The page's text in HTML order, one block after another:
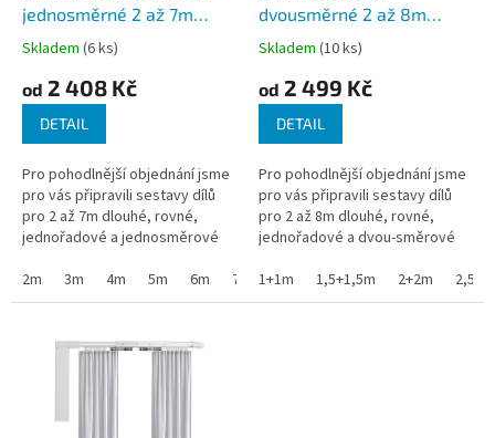
jednosměrné 2 až 7m
dlouhé sady dílů
jednořadové závěsy s
vlnou bez pohonu -
Skladem (6 ks)
od 2 408 Kč
DETAIL
Pro pohodlnější objednání jsme
pro vás připravili sestavy dílů
pro 2 až 7m dlouhé, rovné,
jednořadové a jednosměrové
strop. V sadě jsou kladky,...
2m 3m 4m 5m 6m 7m
dvousměrné 2 až 8m
dlouhé sady dílů
jednořadových vlnitých
závěsů bez pohonu -
Skladem (10 ks)
od 2 499 Kč
DETAIL
Pro pohodlnější objednání jsme
pro vás připravili sestavy dílů
pro 2 až 8m dlouhé, rovné,
jednořadové a dvou-směrové
strop. V sadě jsou kladky,...
1+1m 1,5+1,5m 2+2m